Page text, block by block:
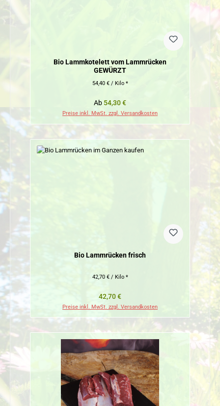
Bio Lammkotelett vom Lammrücken
GEWÜRZT
54,40 € / Kilo *
Regulärer Preis:
Ab 54,30 €
Preise inkl. MwSt. zzgl. Versandkosten
Bio Lammrücken frisch
42,70 € / Kilo *
Regulärer Preis:
42,70 €
Preise inkl. MwSt. zzgl. Versandkosten